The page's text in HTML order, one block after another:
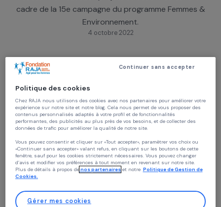
Fondation RAJA-Danièle Marcovici a décidé de
soutenir 6 nouveaux projets sélectionnés dans
cadre de la 15e campagne du programme
Programme « Femmes &
Environnement »
Imece France:Solar Age(Turquie)
Fédération Nationale d’Agriculture Biologique
Pépinière d’administratrices(France)
Carton Plein :Promouvoir l’inclusion sociale et
un emploi durable
Politique des cookies
expérience sur notre site et notre blog. Cela nous permet de vous proposer
contenus personnalisés adaptés à votre profil et de fonctionnalités
performantes, des publicités au plus près de vos besoins, et de collecter des
données de trafic pour améliorer la qualité de notre site.
«Continuer sans accepter» valant refus, en cliquant sur les boutons de cette
fenêtre, sauf pour les cookies strictement nécessaires. Vous pouvez changer
Continuer sans accepter